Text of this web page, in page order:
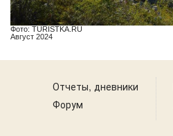
Фото: TURISTKA.RU
Август 2024
Отчеты, дневники
Форум